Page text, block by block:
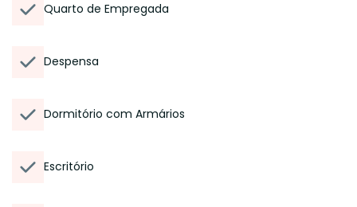
Quarto de Empregada
Despensa
Dormitório com Armários
Escritório